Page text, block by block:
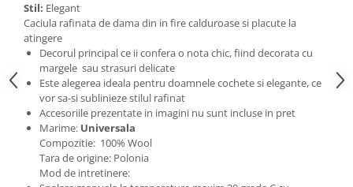
Cadouri pentru CUPLU El & Ea
Cadouri Iubitori de animale
Cadouri GRAVIDE
Cadouri pentru sportivi
Cadouri Pensionare
Cadouri Colegi, sefi sau angajati
Cadouri pentru Doctori
Cadouri pentru Sfânta Maria
Martisoare
Stil: Elegant
Caciula rafinata de dama din in fire calduroase si placute la
atingere
Decorul principal ce ii confera o nota chic, fiind decorata cu
margele sau strasuri delicate
Este alegerea ideala pentru doamnele cochete si elegante, ce
vor sa-si sublinieze stilul rafinat
Accesoriile prezentate in imagini nu sunt incluse in pret
Marime: Universala
Compozitie: 100% Wool
Tara de origine: Polonia
Mod de intretinere: